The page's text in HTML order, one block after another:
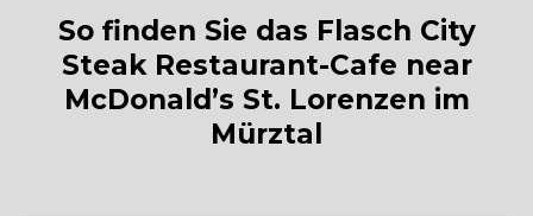
So finden Sie das Flasch City
Steak Restaurant-Cafe near
McDonald’s St. Lorenzen im
Mürztal